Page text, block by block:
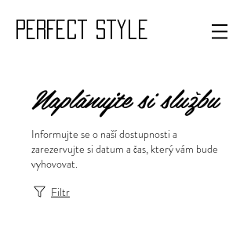
PERFECT style
Naplánujte si službu
Informujte se o naší dostupnosti a
zarezervujte si datum a čas, který vám bude
vyhovovat.
Filtr